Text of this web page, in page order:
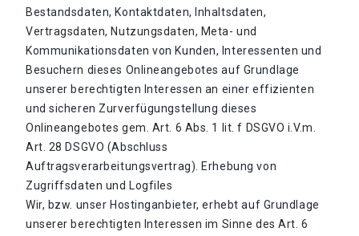
Bestandsdaten, Kontaktdaten, Inhaltsdaten,
Vertragsdaten, Nutzungsdaten, Meta- und
Kommunikationsdaten von Kunden, Interessenten und
Besuchern dieses Onlineangebotes auf Grundlage
unserer berechtigten Interessen an einer effizienten
und sicheren Zurverfügungstellung dieses
Onlineangebotes gem. Art. 6 Abs. 1 lit. f DSGVO i.V.m.
Art. 28 DSGVO (Abschluss
Auftragsverarbeitungsvertrag). Erhebung von
Zugriffsdaten und Logfiles
Wir, bzw. unser Hostinganbieter, erhebt auf Grundlage
unserer berechtigten Interessen im Sinne des Art. 6